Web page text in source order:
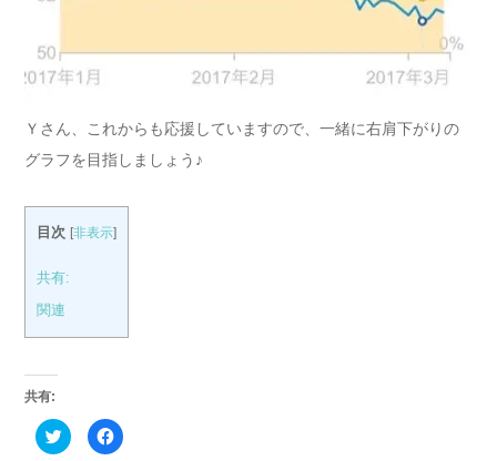
Ｙさん、これからも応援していますので、一緒に右肩下がりの
グラフを目指しましょう♪
目次 [非表示]
共有:
関連
共有:
ク
リ
Facebook
で